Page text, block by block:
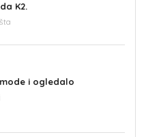
K2.
i ogledalo